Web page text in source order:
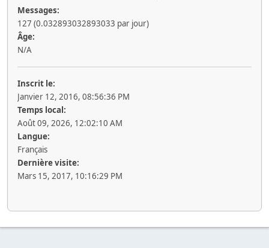
Messages:
127 (0.032893032893033 par jour)
Âge:
N/A
Inscrit le:
Janvier 12, 2016, 08:56:36 PM
Temps local:
Août 09, 2026, 12:02:10 AM
Langue:
Français
Dernière visite:
Mars 15, 2017, 10:16:29 PM